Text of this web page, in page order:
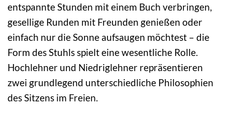
entspannte Stunden mit einem Buch verbringen,
gesellige Runden mit Freunden genießen oder
einfach nur die Sonne aufsaugen möchtest – die
Form des Stuhls spielt eine wesentliche Rolle.
Hochlehner und Niedriglehner repräsentieren
zwei grundlegend unterschiedliche Philosophien
des Sitzens im Freien.